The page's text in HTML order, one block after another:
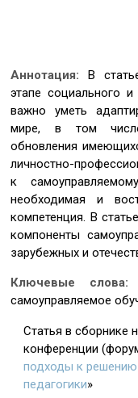
Аннотация:В
этапе социального
важно уметь
мире, в том числе
обновления
личностно-
к
необходимая и
компетенция. В
компоненты
зарубежных и
Ключевые слова:
самоуправляемое
Статья в сборнике
конференции
подходы к решению
педагогики»